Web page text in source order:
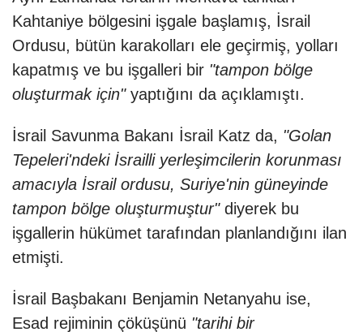
Kahtaniye bölgesini işgale başlamış, İsrail
Ordusu, bütün karakolları ele geçirmiş, yolları
kapatmış ve bu işgalleri bir "tampon bölge
oluşturmak için"yaptığını da açıklamıştı.
İsrail Savunma Bakanı İsrail Katz da, "Golan
Tepeleri'ndeki İsrailli yerleşimcilerin korunması
amacıyla İsrail ordusu, Suriye'nin güneyinde
tampon bölge oluşturmuştur"diyerek bu
işgallerin hükümet tarafından planlandığını ilan
etmişti.
İsrail Başbakanı Benjamin Netanyahu ise,
Esad rejiminin çöküşünü "tarihi bir